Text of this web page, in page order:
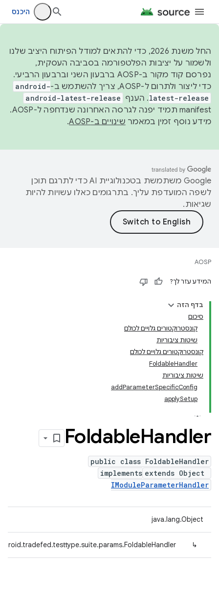
היכנס
החל משנת 2026, כדי להתאים למודל הפיתוח היציב שלנו
ולשמור על יציבות הפלטפורמה בסביבה העסקית,
נפרסם קוד מקור ב-AOSP ברבעון השני וברבעון הרביעי.
כדי ליצור ולתרום ל-AOSP, צריך להשתמש ב-
android-
latest-release. הענף android-latest-release
manifest תמיד יפנה לגרסה האחרונה שנדחפה ל-AOSP.
מידע נוסף זמין במאמר שינויים ב-AOSP .
‫Google משתמשת בטכנולוגיית AI כדי לתרגם תוכן
לשפה המועדפת עליך. בתרגומים כאלו עשויות להיות
שגיאות.
AOSP
המידע עזר לך?
בדף הזה
סיכום
קונסטרוקטורים גלויים לכולם
שיטות ציבוריות
קונסטרוקטורים גלויים לכולם
FoldableHandler
שיטות ציבוריות
addParameterSpecificConfig
applySetup
FoldableHandler
public class FoldableHandler
extends Object
implements
IModuleParameterHandler
java.lang.Object
↳